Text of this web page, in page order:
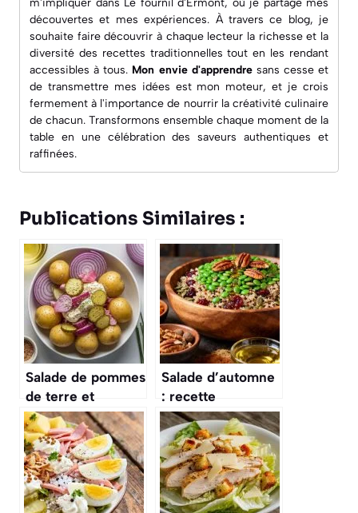
m'impliquer dans Le fournil d'Ermont, où je partage mes
découvertes et mes expériences. À travers ce blog, je
souhaite faire découvrir à chaque lecteur la richesse et la
diversité des recettes traditionnelles tout en les rendant
accessibles à tous. Mon envie d'apprendresans cesse et
de transmettre mes idées est mon moteur, et je crois
fermement à l'importance de nourrir la créativité culinaire
de chacun. Transformons ensemble chaque moment de la
table en une célébration des saveurs authentiques et
raffinées.
Publications Similaires :
Salade de pommes
de terre et
cornichons :
recette facile et
savoureuse
Salade d’automne
: recette
gourmande et
facile